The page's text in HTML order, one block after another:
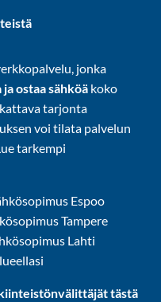
jonka
ostaa sähköä koko
kattava tarjonta
voi tilata palvelun
tarkempi
Espoo
Tampere
Lahti
tästä